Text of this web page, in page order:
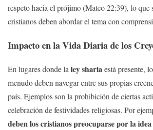
respeto hacia el prójimo (Mateo 22:39), lo que
cristianos deben abordar el tema con
Impacto en la Vida Diaria de los
En lugares donde la ley shariaestá presente,
menudo deben navegar entre sus propias
país. Ejemplos son la prohibición de ciertas
celebración de festividades religiosas. Por
deben los cristianos preocuparse por la